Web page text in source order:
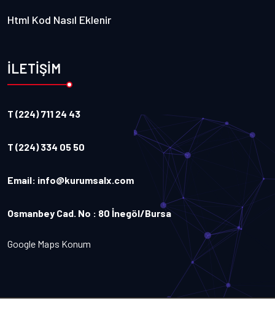
Html Kod Nasıl Eklenir
İLETİŞİM
T (224) 711 24 43
T (224) 334 05 50
Email: info@kurumsalx.com
Osmanbey Cad. No : 80 İnegöl/Bursa
Google Maps Konum